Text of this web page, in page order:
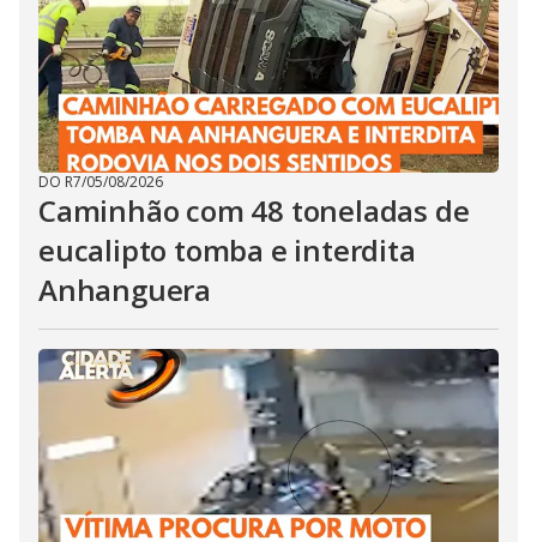
DO R7/05/08/2026
Caminhão com 48 toneladas de
eucalipto tomba e interdita
Anhanguera